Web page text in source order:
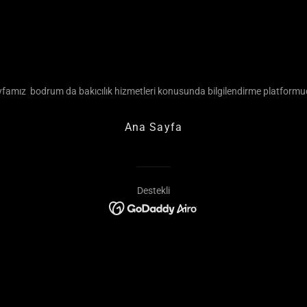
bodrum da bakıcılık hizmetleri konusunda bilgilendirme
Ana Sayfa
Destekli